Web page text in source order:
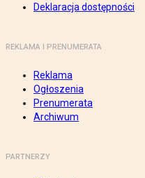
Deklaracja dostępności
REKLAMA I PRENUMERATA
Reklama
Ogłoszenia
Prenumerata
Archiwum
PARTNERZY